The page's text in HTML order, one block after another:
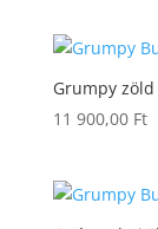
Grumpy
11 900,00 Ft